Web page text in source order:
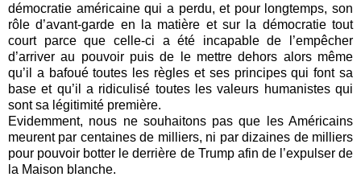
démocratie américaine qui a perdu, et pour longtemps, son
rôle d’avant-garde en la matière et sur la démocratie tout
court parce que celle-ci a été incapable de l’empêcher
d’arriver au pouvoir puis de le mettre dehors alors même
qu’il a bafoué toutes les règles et ses principes qui font sa
base et qu’il a ridiculisé toutes les valeurs humanistes qui
sont sa légitimité première.
Evidemment, nous ne souhaitons pas que les Américains
meurent par centaines de milliers, ni par dizaines de milliers
pour pouvoir botter le derrière de Trump afin de l’expulser de
la Maison blanche.